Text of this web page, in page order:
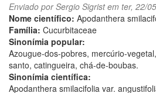
Enviado porSergio Sigristem ter, 22/
Nome científico: Apodanthera
Família: Cucurbitaceae
Sinonímia popular:
Azougue-dos-pobres, mercúrio-
santo, catingueira, chá-de-boubas.
Sinonímia científica:
Apodanthera smilacifolia var.